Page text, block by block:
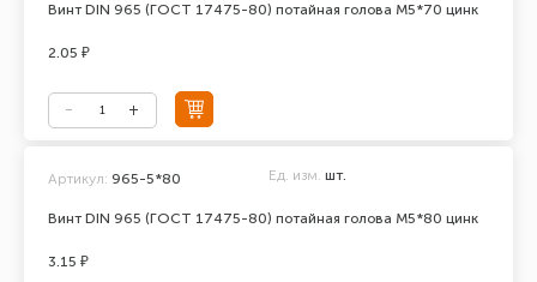
Винт DIN 965 (ГОСТ 17475-80) потайная голова М5*70 цинк
2.05 ₽
Винт DIN 965 (ГОСТ 17475-80) потайная голова М5*80 цинк
Артикул: 965-5*80 Ед. изм. шт.
3.15 ₽